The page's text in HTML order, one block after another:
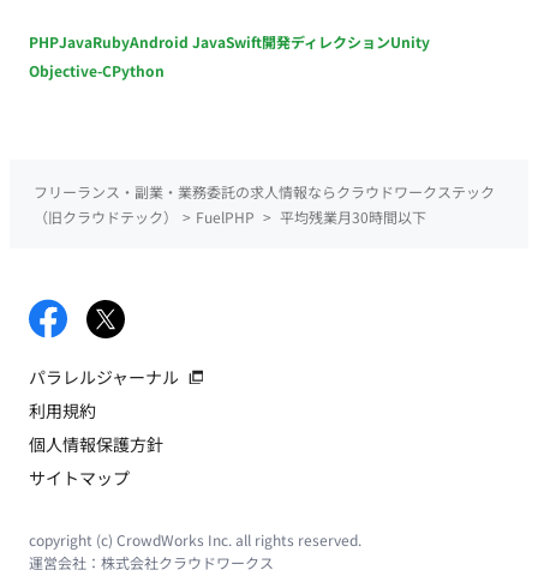
PHPJavaRubyAndroid JavaSwift開発ディレクションUnity
Objective-CPython
フリーランス・副業・業務委託の求人情報ならクラウドワークステック
（旧クラウドテック）
> FuelPHP > 平均残業月30時間以下
パラレルジャーナル
利用規約
個人情報保護方針
サイトマップ
copyright (c) CrowdWorks Inc. all rights reserved.
運営会社： 株式会社クラウドワークス